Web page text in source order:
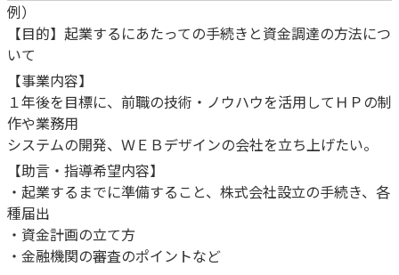
例）
【目的】起業するにあたっての手続きと資金調達の方法につ
いて
【事業内容】
１年後を目標に、前職の技術・ノウハウを活用してＨＰの制
作や業務用
システムの開発、ＷＥＢデザインの会社を立ち上げたい。
【助言・指導希望内容】
・起業するまでに準備すること、株式会社設立の手続き、各
種届出
・資金計画の立て方
・金融機関の審査のポイントなど